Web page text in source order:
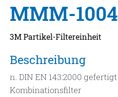
MMM-1004
3M Partikel-Filtereinheit
Beschreibung
n. DIN EN 143:2000 gefertigt
Kombinationsfilter